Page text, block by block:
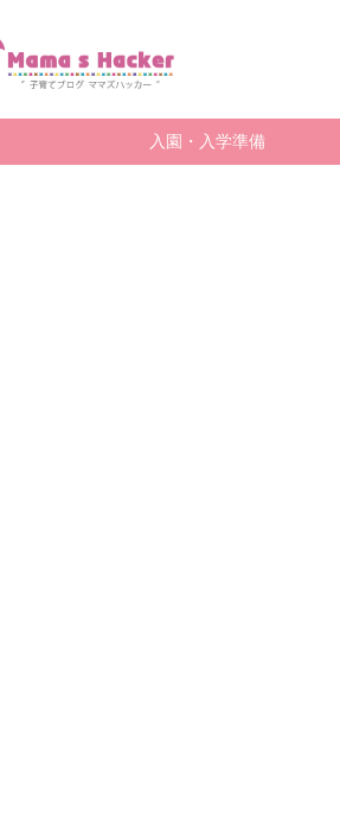
入園・入学準備